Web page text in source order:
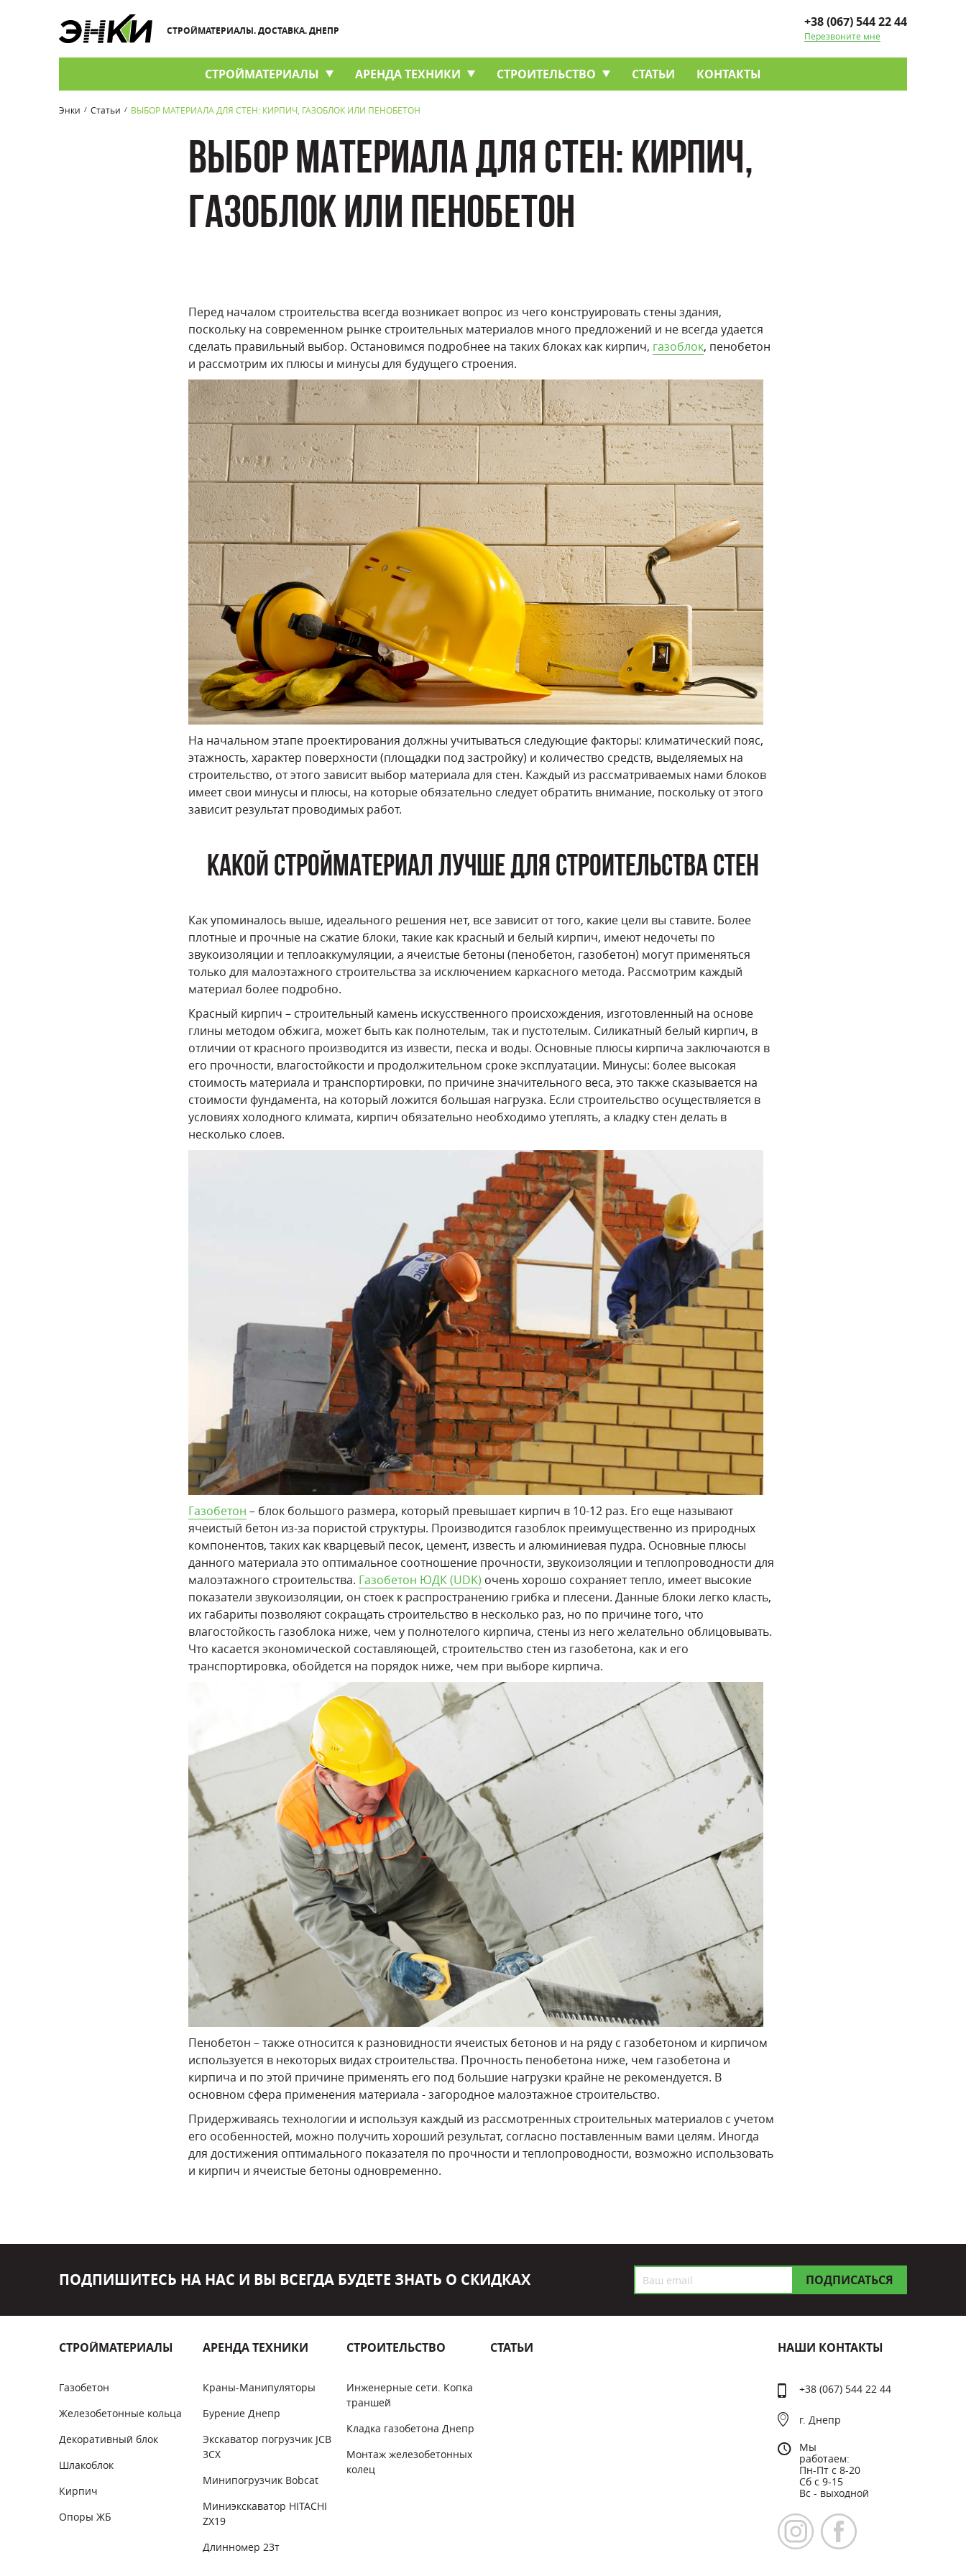
СТРОЙМАТЕРИАЛЫ. ДОСТАВКА. ДНЕПР
+38 (067) 544 22 44
Перезвоните мне
СТРОЙМАТЕРИАЛЫ АРЕНДА ТЕХНИКИ СТРОИТЕЛЬСТВО СТАТЬИ КОНТАКТЫ
Энки / Статьи / ВЫБОР МАТЕРИАЛА ДЛЯ СТЕН: КИРПИЧ, ГАЗОБЛОК ИЛИ ПЕНОБЕТОН
ВЫБОР МАТЕРИАЛА ДЛЯ СТЕН: КИРПИЧ,
ГАЗОБЛОК ИЛИ ПЕНОБЕТОН
Перед началом строительства всегда возникает вопрос из чего конструировать стены здания,
поскольку на современном рынке строительных материалов много предложений и не всегда удается
сделать правильный выбор. Остановимся подробнее на таких блоках как кирпич, газоблок, пенобетон
и рассмотрим их плюсы и минусы для будущего строения.
На начальном этапе проектирования должны учитываться следующие факторы: климатический пояс,
этажность, характер поверхности (площадки под застройку) и количество средств, выделяемых на
строительство, от этого зависит выбор материала для стен. Каждый из рассматриваемых нами блоков
имеет свои минусы и плюсы, на которые обязательно следует обратить внимание, поскольку от этого
зависит результат проводимых работ.
КАКОЙ СТРОЙМАТЕРИАЛ ЛУЧШЕ ДЛЯ СТРОИТЕЛЬСТВА СТЕН
Как упоминалось выше, идеального решения нет, все зависит от того, какие цели вы ставите. Более
плотные и прочные на сжатие блоки, такие как красный и белый кирпич, имеют недочеты по
звукоизоляции и теплоаккумуляции, а ячеистые бетоны (пенобетон, газобетон) могут применяться
только для малоэтажного строительства за исключением каркасного метода. Рассмотрим каждый
материал более подробно.
Красный кирпич – строительный камень искусственного происхождения, изготовленный на основе
глины методом обжига, может быть как полнотелым, так и пустотелым. Силикатный белый кирпич, в
отличии от красного производится из извести, песка и воды. Основные плюсы кирпича заключаются в
его прочности, влагостойкости и продолжительном сроке эксплуатации. Минусы: более высокая
стоимость материала и транспортировки, по причине значительного веса, это также сказывается на
стоимости фундамента, на который ложится большая нагрузка. Если строительство осуществляется в
условиях холодного климата, кирпич обязательно необходимо утеплять, а кладку стен делать в
несколько слоев.
Газобетон – блок большого размера, который превышает кирпич в 10-12 раз. Его еще называют
ячеистый бетон из-за пористой структуры. Производится газоблок преимущественно из природных
компонентов, таких как кварцевый песок, цемент, известь и алюминиевая пудра. Основные плюсы
данного материала это оптимальное соотношение прочности, звукоизоляции и теплопроводности для
малоэтажного строительства. Газобетон ЮДК (UDK) очень хорошо сохраняет тепло, имеет высокие
показатели звукоизоляции, он стоек к распространению грибка и плесени. Данные блоки легко класть,
их габариты позволяют сокращать строительство в несколько раз, но по причине того, что
влагостойкость газоблока ниже, чем у полнотелого кирпича, стены из него желательно облицовывать.
Что касается экономической составляющей, строительство стен из газобетона, как и его
транспортировка, обойдется на порядок ниже, чем при выборе кирпича.
Пенобетон – также относится к разновидности ячеистых бетонов и на ряду с газобетоном и кирпичом
используется в некоторых видах строительства. Прочность пенобетона ниже, чем газобетона и
кирпича и по этой причине применять его под большие нагрузки крайне не рекомендуется. В
основном сфера применения материала - загородное малоэтажное строительство.
Придерживаясь технологии и используя каждый из рассмотренных строительных материалов с учетом
его особенностей, можно получить хороший результат, согласно поставленным вами целям. Иногда
для достижения оптимального показателя по прочности и теплопроводности, возможно использовать
и кирпич и ячеистые бетоны одновременно.
ПОДПИШИТЕСЬ НА НАС И ВЫ ВСЕГДА БУДЕТЕ ЗНАТЬ О СКИДКАХ
СТРОЙМАТЕРИАЛЫ
Газобетон
Железобетонные кольца
Декоративный блок
Шлакоблок
Кирпич
Опоры ЖБ
АРЕНДА ТЕХНИКИ
Краны-Манипуляторы
Бурение Днепр
Экскаватор погрузчик JCB
3CX
Минипогрузчик Bobcat
Миниэкскаватор HITACHI
ZX19
Длинномер 23т
СТРОИТЕЛЬСТВО
Инженерные сети. Копка
траншей
Кладка газобетона Днепр
Монтаж железобетонных
колец
СТАТЬИ НАШИ КОНТАКТЫ
+38 (067) 544 22 44
г. Днепр
Мы
работаем:
Пн-Пт с 8-20
Сб с 9-15
Вс - выходной